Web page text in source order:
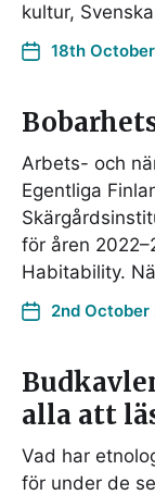
kultur,
18th
Arbets- och
Egentliga
för åren
Habitability.
2nd October
alla att
Vad har
för under de